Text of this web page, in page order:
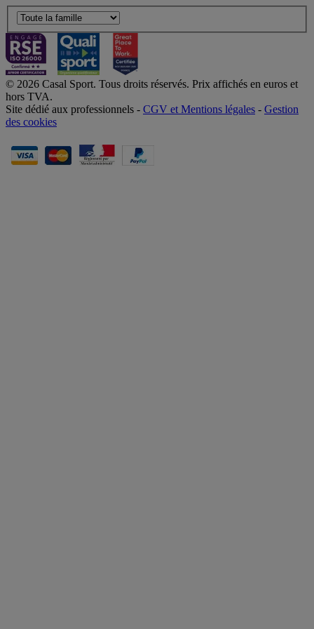
© 2026 Casal Sport. Tous droits réservés. Prix affichés en euros et
hors TVA.
Site dédié aux professionnels - CGV et Mentions légales - Gestion
des cookies